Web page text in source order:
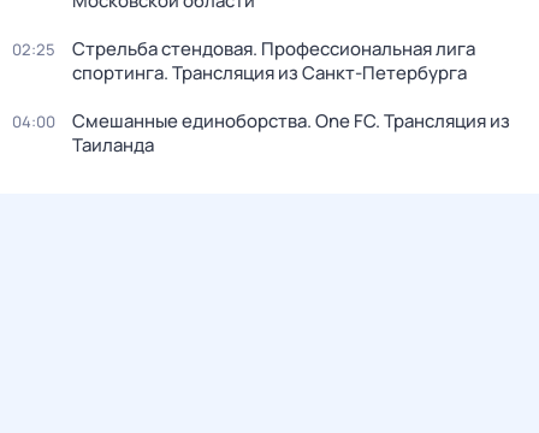
02:25
Стрельба стендовая. Профессиональная лига
спортинга. Трансляция из Санкт-Петербурга
04:00
Смешанные единоборства. One FC. Трансляция из
Таиланда